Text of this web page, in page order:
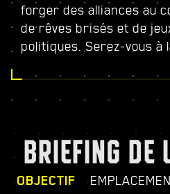
forger des alliances au
de rêves brisés et de
politiques. Serez-vous à
BRIEFING DE
OBJECTIF